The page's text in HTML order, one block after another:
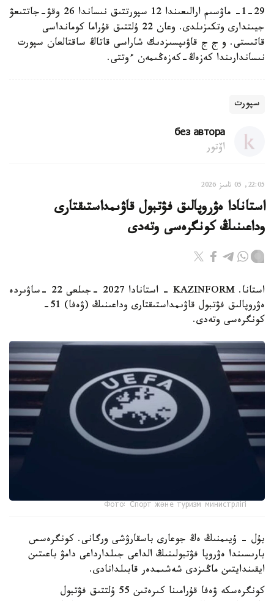
1-29- ماۋسىم ارالىعىندا 12 سپورتتىق نىساندا 26 وقۋ-جاتتىعۋ
جيىندارى وتكىزىلدى. وعان 22 ۇلتتىق قۇراما كومانداسى
قاتىستى. و ج ج قاۋىپسىزدىك شاراسى قاتاڭ ساقتالعان سپورت
نىساندارىندا كەزەڭ-كەزەڭىمەن ءوتتى.
سپورت
без автора
اۆتور
22:05, 05 تامىز 2026
استانادا ەۋروپالىق فۋتبول قاۋىمداستىقتارى
وداعىنىڭ كونگرەسى وتەدى
استانا. KAZINFORM - استانادا 2027 -جىلعى 22 -ساۋىردە
ەۋروپالىق فۋتبول قاۋىمداستىقتارى وداعىنىڭ (ۋەفا) 51-
كونگرەسى وتەدى.
Фото: Спорт және туризм министрлігі
بۇل - ۇيىمنىڭ ەڭ جوعارى باسقارۋشى ورگانى. كونگرەسس
بارىسىندا ەۋروپا فۋتبولىنىڭ الداعى جىلدارداعى دامۋ باعىتىن
ايقىندايتىن ماڭىزدى شەشىمدەر قابىلدانادى.
كونگرەسكە ۋەفا قۇرامىنا كىرەتىن 55 ۇلتتىق فۋتبول